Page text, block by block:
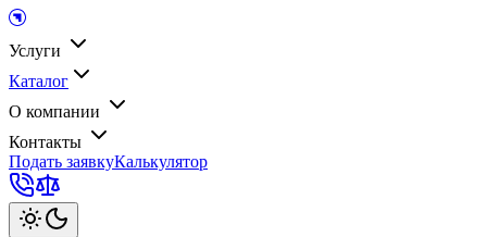
Услуги
Каталог
О компании
Контакты
Подать заявкуКалькулятор